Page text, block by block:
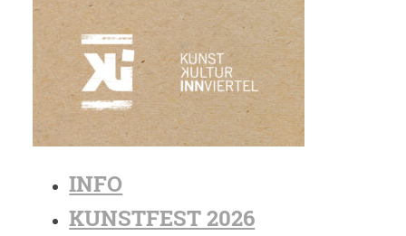
INFO
KUNSTFEST 2026